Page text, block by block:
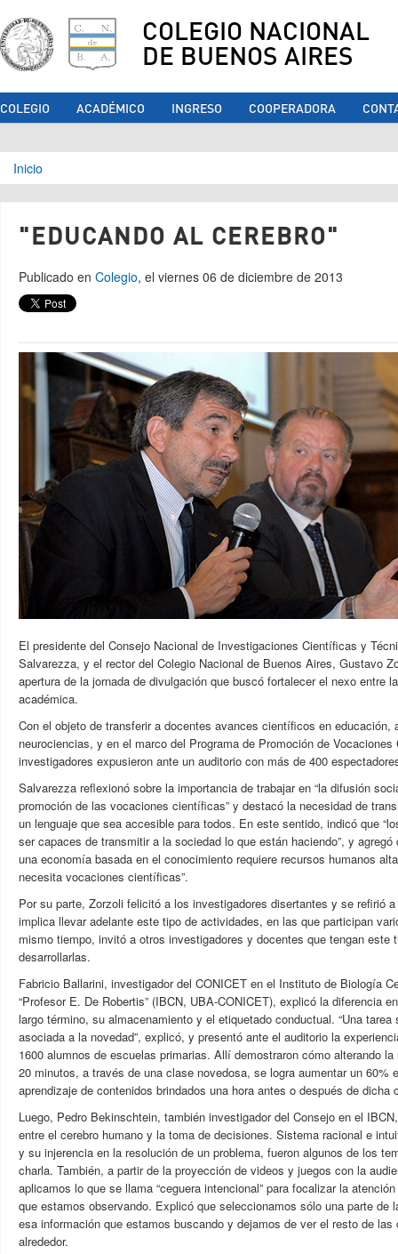
COLEGIO NACIONAL
DE BUENOS AIRES
COLEGIO ACADÉMICO INGRESO COOPERADORA
Se encuentra usted aquí
Inicio
"EDUCANDO AL CEREBRO"
Publicado en Colegio, el viernes 06 de diciembre de 2013
El presidente del Consejo Nacional de Investigaciones Científicas y
Salvarezza, y el rector del Colegio Nacional de Buenos Aires, Gustavo
apertura de la jornada de divulgación que buscó fortalecer el nexo entre
académica.
Con el objeto de transferir a docentes avances científicos en educación,
neurociencias, y en el marco del Programa de Promoción de
investigadores expusieron ante un auditorio con más de 400
Salvarezza reflexionó sobre la importancia de trabajar en “la difusión
promoción de las vocaciones científicas” y destacó la necesidad de
un lenguaje que sea accesible para todos. En este sentido, indicó que
ser capaces de transmitir a la sociedad lo que están haciendo”, y agregó
una economía basada en el conocimiento requiere recursos humanos
necesita vocaciones científicas”.
Por su parte, Zorzoli felicitó a los investigadores disertantes y se refirió
implica llevar adelante este tipo de actividades, en las que participan
mismo tiempo, invitó a otros investigadores y docentes que tengan este
desarrollarlas.
Fabricio Ballarini, investigador del CONICET en el Instituto de Biología
“Profesor E. De Robertis” (IBCN, UBA-CONICET), explicó la diferencia
largo término, su almacenamiento y el etiquetado conductual. “Una
asociada a la novedad”, explicó, y presentó ante el auditorio la
1600 alumnos de escuelas primarias. Allí demostraron cómo alterando
20 minutos, a través de una clase novedosa, se logra aumentar un 60%
aprendizaje de contenidos brindados una hora antes o después de dicha
Luego, Pedro Bekinschtein, también investigador del Consejo en el
entre el cerebro humano y la toma de decisiones. Sistema racional e
y su injerencia en la resolución de un problema, fueron algunos de los
charla. También, a partir de la proyección de videos y juegos con la
aplicamos lo que se llama “ceguera intencional” para focalizar la
que estamos observando. Explicó que seleccionamos sólo una parte de
esa información que estamos buscando y dejamos de ver el resto de las
alrededor.